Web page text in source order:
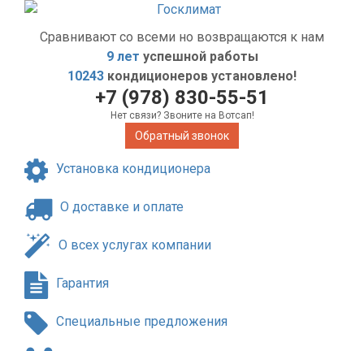
Сравнивают со всеми но возвращаются к нам
9 лет успешной работы
10243 кондиционеров установлено!
+7 (978) 830-55-51
Нет связи? Звоните на Вотсап!
Обратный звонок
Установка кондиционера
О доставке и оплате
О всех услугах компании
Гарантия
Специальные предложения